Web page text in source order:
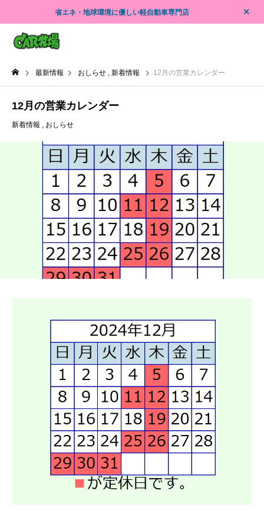
省エネ・地球環境に優しい軽自動車専門店
最新情報 おしらせ 新着情報 12月の営業カレンダー
12月の営業カレンダー
新着情報 おしらせ